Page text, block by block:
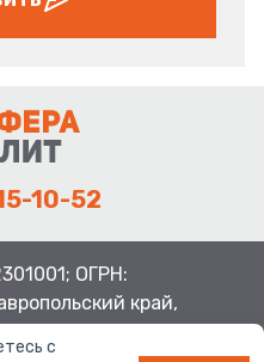
10-52
ОГРН:
край,
с